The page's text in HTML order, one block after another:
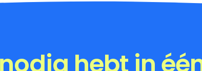
hebt in